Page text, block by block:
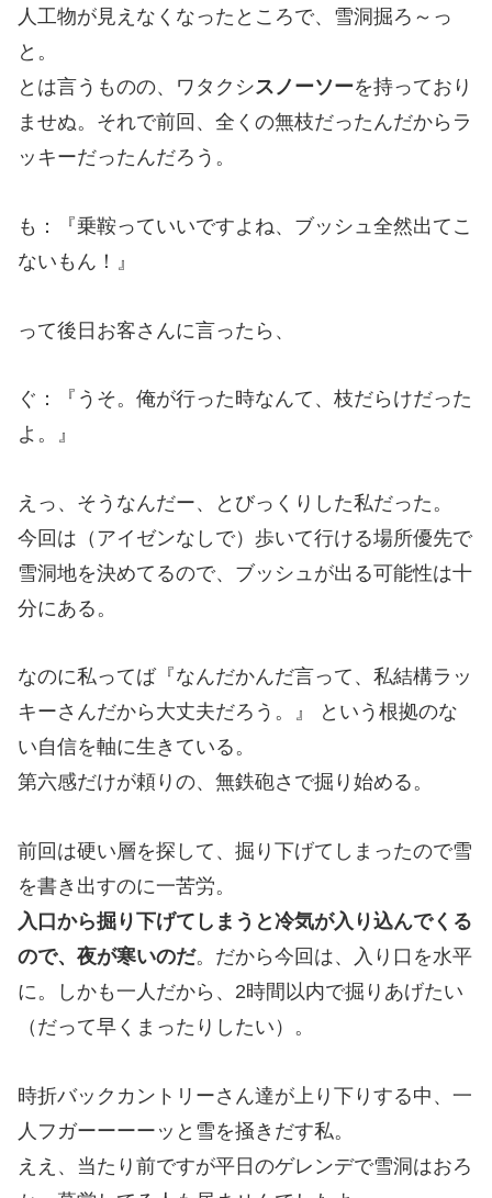
人工物が見えなくなったところで、雪洞掘ろ～っ
と。
とは言うものの、ワタクシスノーソーを持っており
ませぬ。それで前回、全くの無枝だったんだからラ
ッキーだったんだろう。
も：『乗鞍っていいですよね、ブッシュ全然出てこ
ないもん！』
って後日お客さんに言ったら、
ぐ：『うそ。俺が行った時なんて、枝だらけだった
よ。』
えっ、そうなんだー、とびっくりした私だった。
今回は（アイゼンなしで）歩いて行ける場所優先で
雪洞地を決めてるので、ブッシュが出る可能性は十
分にある。
なのに私ってば『なんだかんだ言って、私結構ラッ
キーさんだから大丈夫だろう。』 という根拠のな
い自信を軸に生きている。
第六感だけが頼りの、無鉄砲さで掘り始める。
前回は硬い層を探して、掘り下げてしまったので雪
を書き出すのに一苦労。
入口から掘り下げてしまうと冷気が入り込んでくる
ので、夜が寒いのだ。だから今回は、入り口を水平
に。しかも一人だから、2時間以内で掘りあげたい
（だって早くまったりしたい）。
時折バックカントリーさん達が上り下りする中、一
人フガーーーーッと雪を掻きだす私。
ええ、当たり前ですが平日のゲレンデで雪洞はおろ